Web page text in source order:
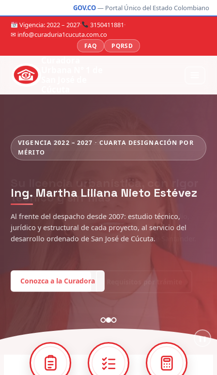
GOV.CO— Portal Único del Estado Colombiano
Vigencia: 2022 – 2027· 3150411881·
✉ info@curaduria1cucuta.com.co
FAQ PQRSD
VIGENCIA 2022 – 2027 · CUARTA DESIGNACIÓN POR
MÉRITO
Ing. Martha Liliana Nieto Estévez
Al frente del despacho desde 2007: estudio técnico,
jurídico y estructural de cada proyecto, al servicio del
desarrollo ordenado de San José de Cúcuta.
Conozca a la Curadora
❚❚